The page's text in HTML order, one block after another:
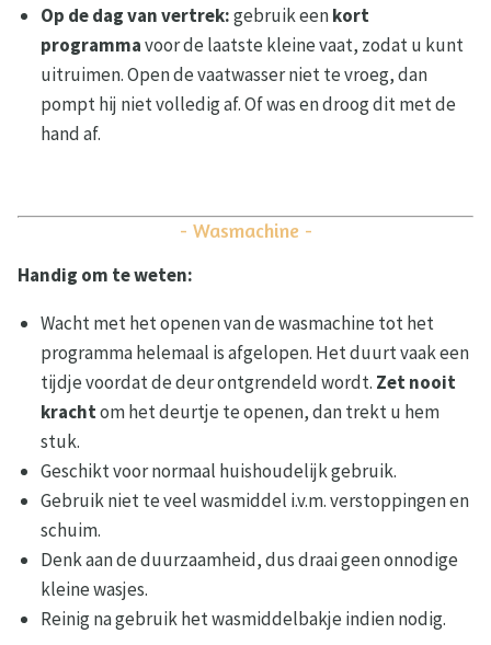
Op de dag van vertrek:gebruik eenkort
programmavoor de laatste kleine vaat, zodat u kunt
uitruimen. Open de vaatwasser niet te vroeg, dan
pompt hij niet volledig af. Of was en droog dit met de
hand af.
- Wasmachine -
Handig om te weten:
Wacht met het openen van de wasmachine tot het
programma helemaal is afgelopen. Het duurt vaak een
tijdje voordat de deur ontgrendeld wordt. Zet nooit
krachtom het deurtje te openen, dan trekt u hem
stuk.
Geschikt voor normaal huishoudelijk gebruik.
Gebruik niet te veel wasmiddel i.v.m. verstoppingen en
schuim.
Denk aan de duurzaamheid, dus draai geen onnodige
kleine wasjes.
Reinig na gebruik het wasmiddelbakje indien nodig.